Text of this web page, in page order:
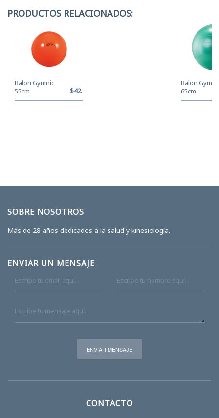
PRODUCTOS RELACIONADOS:
Balon Gymnic
55cm
$42.120
Balon
65cm
SOBRE NOSOTROS
Más de 28 años dedicados a la salud y kinesiología.
ENVIAR UN MENSAJE
CONTACTO